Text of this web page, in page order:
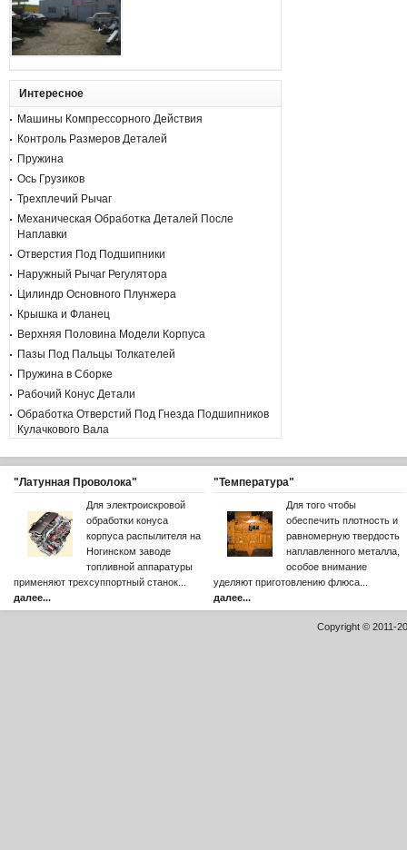
Интересное
Машины Компрессорного Действия
Контроль Размеров Деталей
Пружина
Ось Грузиков
Трехплечий Рычаг
Механическая Обработка Деталей После
Наплавки
Отверстия Под Подшипники
Наружный Рычаг Регулятора
Цилиндр Основного Плунжера
Крышка и Фланец
Верхняя Половина Модели Корпуса
Пазы Под Пальцы Толкателей
Пружина в Сборке
Рабочий Конус Детали
Обработка Отверстий Под Гнезда Подшипников
Кулачкового Вала
"Латунная Проволока"
Для электроискровой
обработки конуса
корпуса распылителя на
Ногинском заводе
топливной аппаратуры
применяют трехсуппортный станок...
далее...
"Температура"
Для того чтобы
обеспечить плотность и
равномерную твердость
наплавленного металла,
особое внимание
уделяют приготовлению флюса...
далее...
Copyright © 2011-